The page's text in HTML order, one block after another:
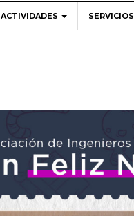
ACTIVIDADES SERVICIOS